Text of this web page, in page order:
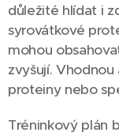
důležité hlídat i
syrovátkové
mohou
zvyšují.
proteiny nebo
Tréninkový plán